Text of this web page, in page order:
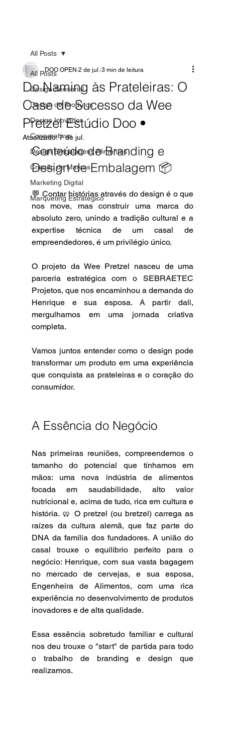
All Posts
Design Sensorial
Design de Produtos
Design Inovador
Cooperativas
Design Embalagens Alimentos
Criação de Marcas
Marketing Digital
Marqueting Estratégico
All Posts
Do Naming às Prateleiras: O
Case de Sucesso da Wee
Pretzel Estúdio Doo •
DOO OPEN 2 de jul. 3 min de leitura
Atualizado:7 de jul.
Conteúdo de Branding e
Design de Embalagem 📦
💬 Contar histórias através do design é o que
nos move, mas construir uma marca do
absoluto zero, unindo a tradição cultural e a
expertise técnica de um casal de
empreendedores, é um privilégio único.
O projeto da Wee Pretzel nasceu de uma
parceria estratégica com o SEBRAETEC
Projetos, que nos encaminhou a demanda do
Henrique e sua esposa. A partir dali,
mergulhamos em uma jornada criativa
completa.
Vamos juntos entender como o design pode
transformar um produto em uma experiência
que conquista as prateleiras e o coração do
consumidor.
A Essência do Negócio
Nas primeiras reuniões, compreendemos o
tamanho do potencial que tínhamos em
mãos: uma nova indústria de alimentos
focada em saudabilidade, alto valor
nutricional e, acima de tudo, rica em cultura e
história. 🥨 O pretzel (ou bretzel) carrega as
raízes da cultura alemã, que faz parte do
DNA da família dos fundadores. A união do
casal trouxe o equilíbrio perfeito para o
negócio: Henrique, com sua vasta bagagem
no mercado de cervejas, e sua esposa,
Engenheira de Alimentos, com uma rica
experiência no desenvolvimento de produtos
inovadores e de alta qualidade.
Essa essência sobretudo familiar e cultural
nos deu trouxe o "start" de partida para todo
o trabalho de branding e design que
realizamos.